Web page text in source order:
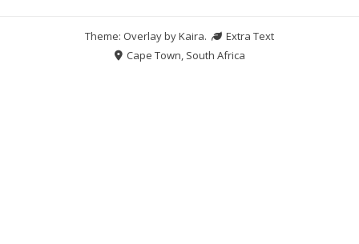
Theme: Overlay byKaira.
Extra Text
Cape Town, South Africa